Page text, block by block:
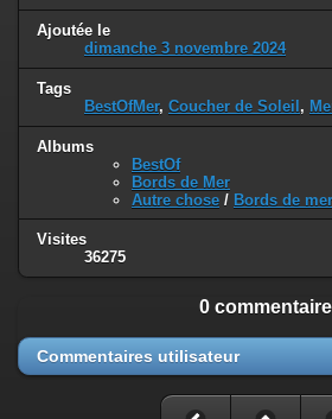
Ajoutée le
dimanche 3 novembre 2024
Tags
BestOfMer, Coucher de Soleil,
Albums
BestOf
Bords de Mer
Autre chose / Bords de mer
Visites
36275
0 commentaire
Commentaires utilisateur